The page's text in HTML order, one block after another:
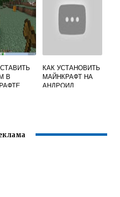
В
КАК УСТАНОВИТЬ
МАЙНКРАФТ НА
АНДРОИД